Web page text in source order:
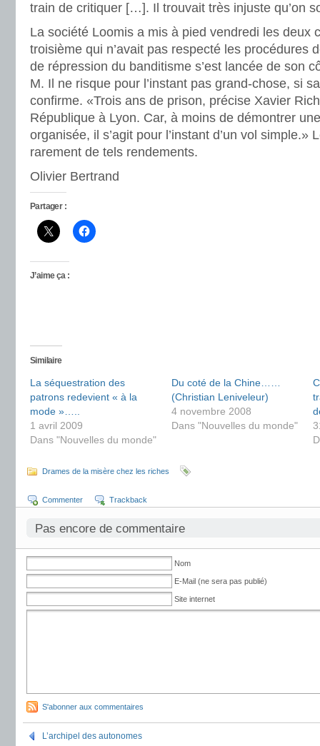
train de critiquer […]. Il trouvait très injuste qu’on
La société Loomis a mis à pied vendredi les deux
troisième qui n’avait pas respecté les procédures
de répression du banditisme s’est lancée de son
M. Il ne risque pour l’instant pas grand-chose, si
confirme. «Trois ans de prison, précise Xavier
République à Lyon. Car, à moins de démontrer
organisée, il s’agit pour l’instant d’un vol simple.»
rarement de tels rendements.
Olivier Bertrand
Partager :
J’aime ça :
Similaire
La séquestration des
patrons redevient « à la
mode »…..
1 avril 2009
Dans "Nouvelles du monde"
Du coté de la Chine……
(Christian Leniveleur)
4 novembre 2008
Dans "Nouvelles du monde"
Drames de la misère chez les riches
Commenter Trackback
Pas encore de commentaire
Nom
E-Mail (ne sera pas publié)
Site internet
S'abonner aux commentaires
L’archipel des autonomes